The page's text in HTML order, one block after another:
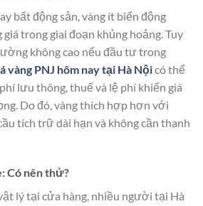
bất động sản, vàng ít biến động
trong giai đoạn khủng hoảng. Tuy
không cao nếu đầu tư trong
vàng PNJ hôm nay tại Hà Nộicó thể
lưu thông, thuế và lệ phí khiến giá
Do đó, vàng thích hợp hơn với
tích trữ dài hạn và không cần thanh
Có nên thử?
lý tại cửa hàng, nhiều người tại Hà